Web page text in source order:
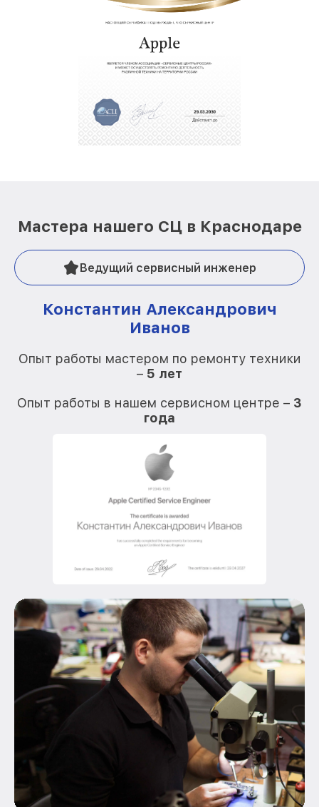
Мастера нашего СЦ в Краснодаре
Ведущий сервисный инженер
Константин Александрович
Иванов
Опыт работы мастером по ремонту техники
– 5 лет
Опыт работы в нашем сервисном центре – 3
года